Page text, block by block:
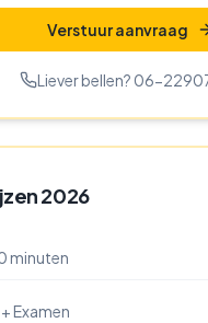
Verstuur aanvraag
Liever bellen? 06-
2026
minuten
Examen